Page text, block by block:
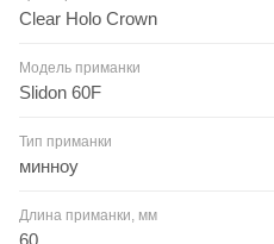
Clear Holo Crown
Модель приманки
Slidon 60F
Тип приманки
минноу
Длина приманки, мм
60